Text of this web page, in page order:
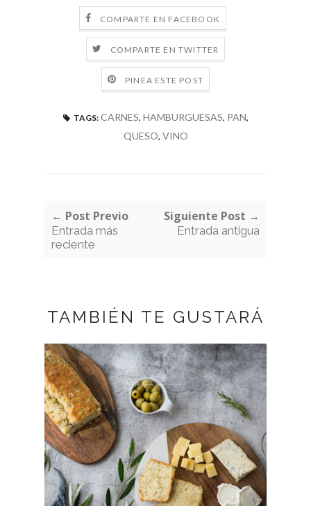
COMPARTE EN FACEBOOK
COMPARTE EN TWITTER
PINEA ESTE POST
TAGS: CARNES, HAMBURGUESAS, PAN,
QUESO, VINO
← Post Previo
Entrada más
reciente
Siguiente Post →
Entrada antigua
TAMBIÉN TE GUSTARÁ